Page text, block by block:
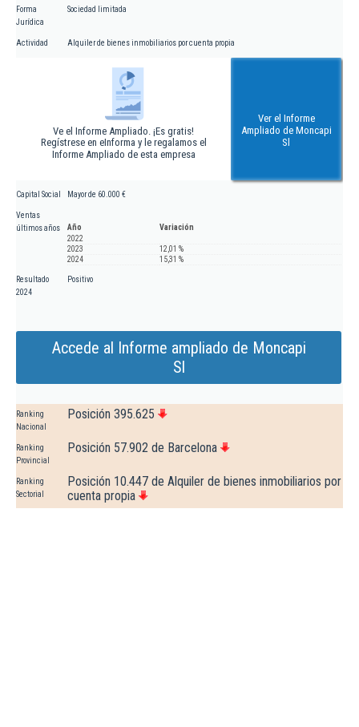
Forma
Jurídica
Sociedad limitada
Actividad Alquiler de bienes inmobiliarios por cuenta propia
Ve el Informe Ampliado. ¡Es gratis!
Regístrese en eInforma y le regalamos el
Informe Ampliado de esta empresa
Ver el Informe
Ampliado de Moncapi
Sl
Capital Social Mayor de 60.000 €
Ventas
últimos años
Año
Variación
2022
2023
12,01 %
2024
15,31 %
Resultado
2024
Positivo
Accede al Informe ampliado de Moncapi
Sl
Ranking
Nacional
Posición 395.625
Ranking
Provincial
Posición 57.902 de Barcelona
Ranking
Sectorial
Posición 10.447 de Alquiler de bienes inmobiliarios por
cuenta propia